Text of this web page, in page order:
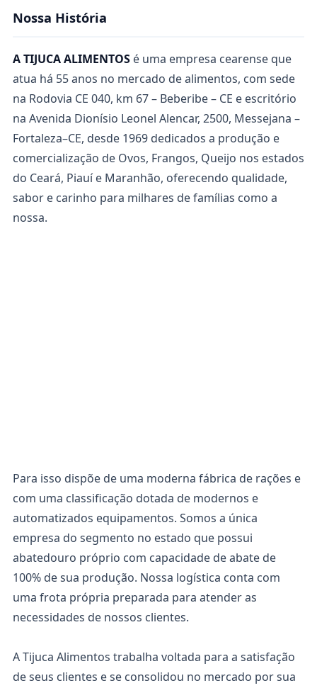
Nossa História
A TIJUCA ALIMENTOS é uma empresa cearense que
atua há 55 anos no mercado de alimentos, com sede
na Rodovia CE 040, km 67 – Beberibe – CE e escritório
na Avenida Dionísio Leonel Alencar, 2500, Messejana –
Fortaleza–CE, desde 1969 dedicados a produção e
comercialização de Ovos, Frangos, Queijo nos estados
do Ceará, Piauí e Maranhão, oferecendo qualidade,
sabor e carinho para milhares de famílias como a
nossa.
Para isso dispõe de uma moderna fábrica de rações e
com uma classificação dotada de modernos e
automatizados equipamentos. Somos a única
empresa do segmento no estado que possui
abatedouro próprio com capacidade de abate de
100% de sua produção. Nossa logística conta com
uma frota própria preparada para atender as
necessidades de nossos clientes.
A Tijuca Alimentos trabalha voltada para a satisfação
de seus clientes e se consolidou no mercado por sua